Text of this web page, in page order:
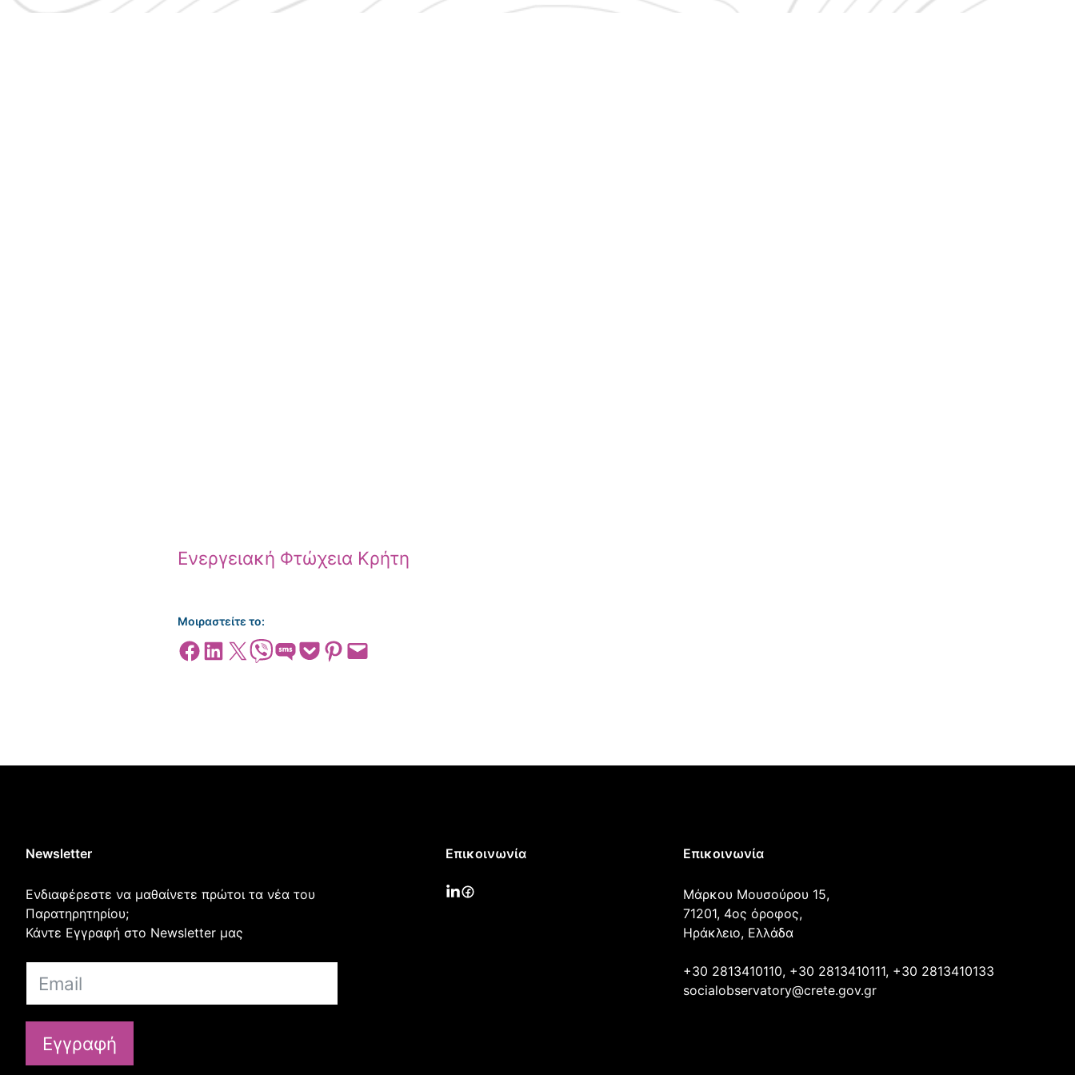
Ενεργειακή Φτώχεια Κρήτη
Μοιραστείτε το:
Share on Facebook
Share on LinkedIn
Share on X Share on ViberShare on SMSShare on Pocket
Share on Pinterest
Email this Page
Newsletter
Ενδιαφέρεστε να μαθαίνετε πρώτοι τα νέα του
Παρατηρητηρίου;
Κάντε Εγγραφή στο Newsletter μας
Εγγραφή
Επικοινωνία Επικοινωνία
Μάρκου Μουσούρου 15,
71201, 4ος όροφος,
Ηράκλειο, Ελλάδα
+30 2813410110, +30 2813410111, +30 2813410133
socialobservatory@crete.gov.gr